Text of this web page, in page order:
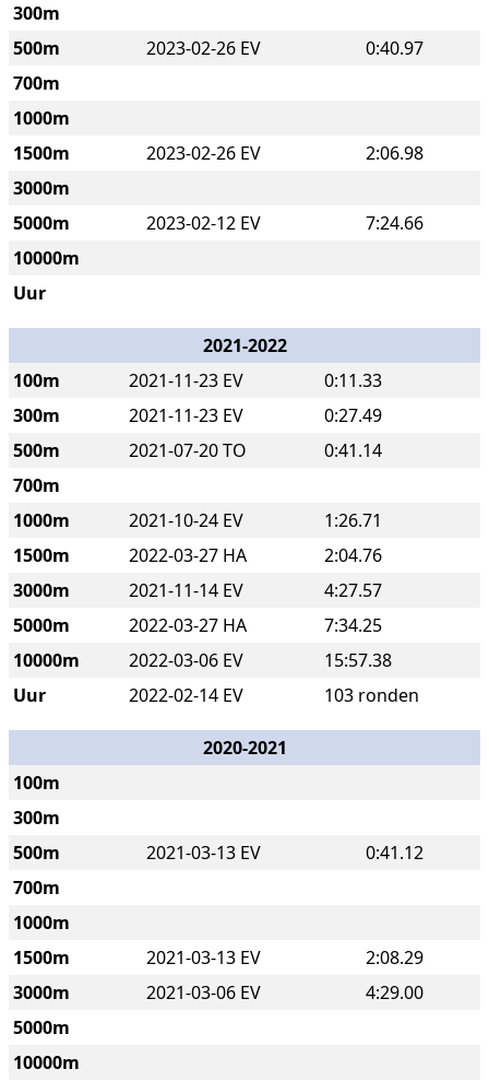
300m
500m
2023-02-26 EV
0:40.97
700m
1000m
1500m
2023-02-26 EV
2:06.98
3000m
5000m
2023-02-12 EV
7:24.66
10000m
Uur
2021-2022
100m
2021-11-23 EV
0:11.33
300m
2021-11-23 EV
0:27.49
500m
2021-07-20 TO
0:41.14
700m
1000m
2021-10-24 EV
1:26.71
1500m
2022-03-27 HA
2:04.76
3000m
2021-11-14 EV
4:27.57
5000m
2022-03-27 HA
7:34.25
10000m
2022-03-06 EV
15:57.38
Uur
2022-02-14 EV 103 ronden
2020-2021
100m
300m
500m
2021-03-13 EV
0:41.12
700m
1000m
1500m
2021-03-13 EV
2:08.29
3000m
2021-03-06 EV
4:29.00
5000m
10000m